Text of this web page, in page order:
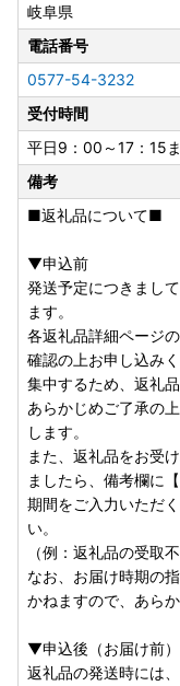
岐阜県
電話番号
0577-54-3232
受付時間
平日9：00～17：15
備考
■返礼品について■
▼申込前
発送予定につきまし
ます。
各返礼品詳細ページ
確認の上お申し込み
集中するため、返礼
あらかじめご了承の
します。
また、返礼品をお受
ましたら、備考欄に
期間をご入力いただ
い。
（例：返礼品の受取
なお、お届け時期の
かねますので、あら
▼申込後（お届け前）
返礼品の発送時には